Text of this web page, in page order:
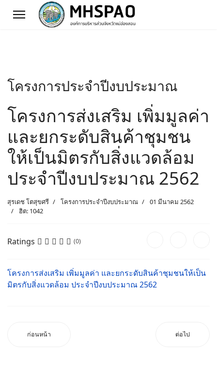
โครงการประจำปีงบประมาณ
โครงการส่งเสริม เพิ่มมูลค่า
และยกระดับสินค้าชุมชน
ให้เป็นมิตรกับสิ่งแวดล้อม
ประจำปีงบประมาณ 2562
สุรเดช โตสุขศรี โครงการประจำปีงบประมาณ
01 มีนาคม 2562
ฮิต: 1042
Ratings (0)
โครงการส่งเสริม เพิ่มมูลค่า และยกระดับสินค้าชุมชนให้เป็น
มิตรกับสิ่งแวดล้อม ประจำปีงบประมาณ 2562
ก่อนหน้า ต่อไป